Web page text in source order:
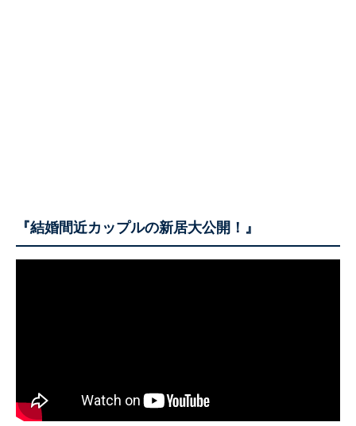
『結婚間近カップルの新居大公開！』